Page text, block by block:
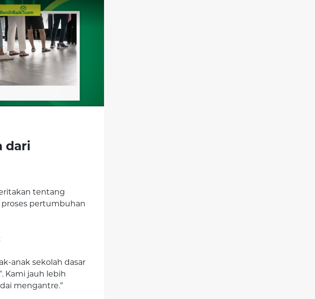
dari
tentang
pertumbuhan
anak sekolah dasar
Kami jauh lebih
mengantre.”